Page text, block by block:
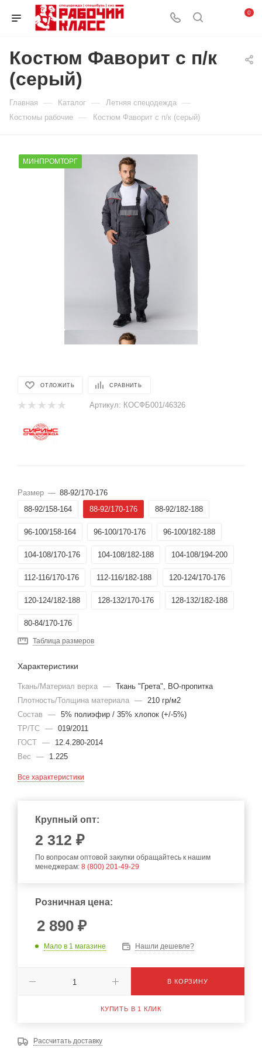
0
Костюм Фаворит с п/к
(серый)
Главная — Каталог — Летняя спецодежда —
Костюмы рабочие — Костюм Фаворит с п/к (серый)
МИНПРОМТОРГ
ОТЛОЖИТЬ СРАВНИТЬ
Артикул: КОСФБ001/46326
Размер — 88-92/170-176
88-92/158-164
88-92/170-176 88-92/182-188
96-100/158-164 96-100/170-176 96-100/182-188
104-108/170-176 104-108/182-188 104-108/194-200
112-116/170-176 112-116/182-188 120-124/170-176
120-124/182-188 128-132/170-176 128-132/182-188
80-84/170-176
Таблица размеров
Характеристики
Ткань/Материал верха — Ткань "Грета", ВО-пропитка
Плотность/Толщина материала — 210 гр/м2
Состав
— 5% полиэфир / 35% хлопок (+/-5%)
ТР/ТС — 019/2011
ГОСТ —
12.4.280-2014
Вес
— 1.225
Все характеристики
Крупный опт:
2 312 ₽
По вопросам оптовой закупки обращайтесь к нашим
менеджерам: 8 (800) 201-49-29
Розничная цена:
2 890 ₽
Мало в 1 магазине Нашли дешевле?
В КОРЗИНУ
КУПИТЬ В 1 КЛИК
Рассчитать доставку